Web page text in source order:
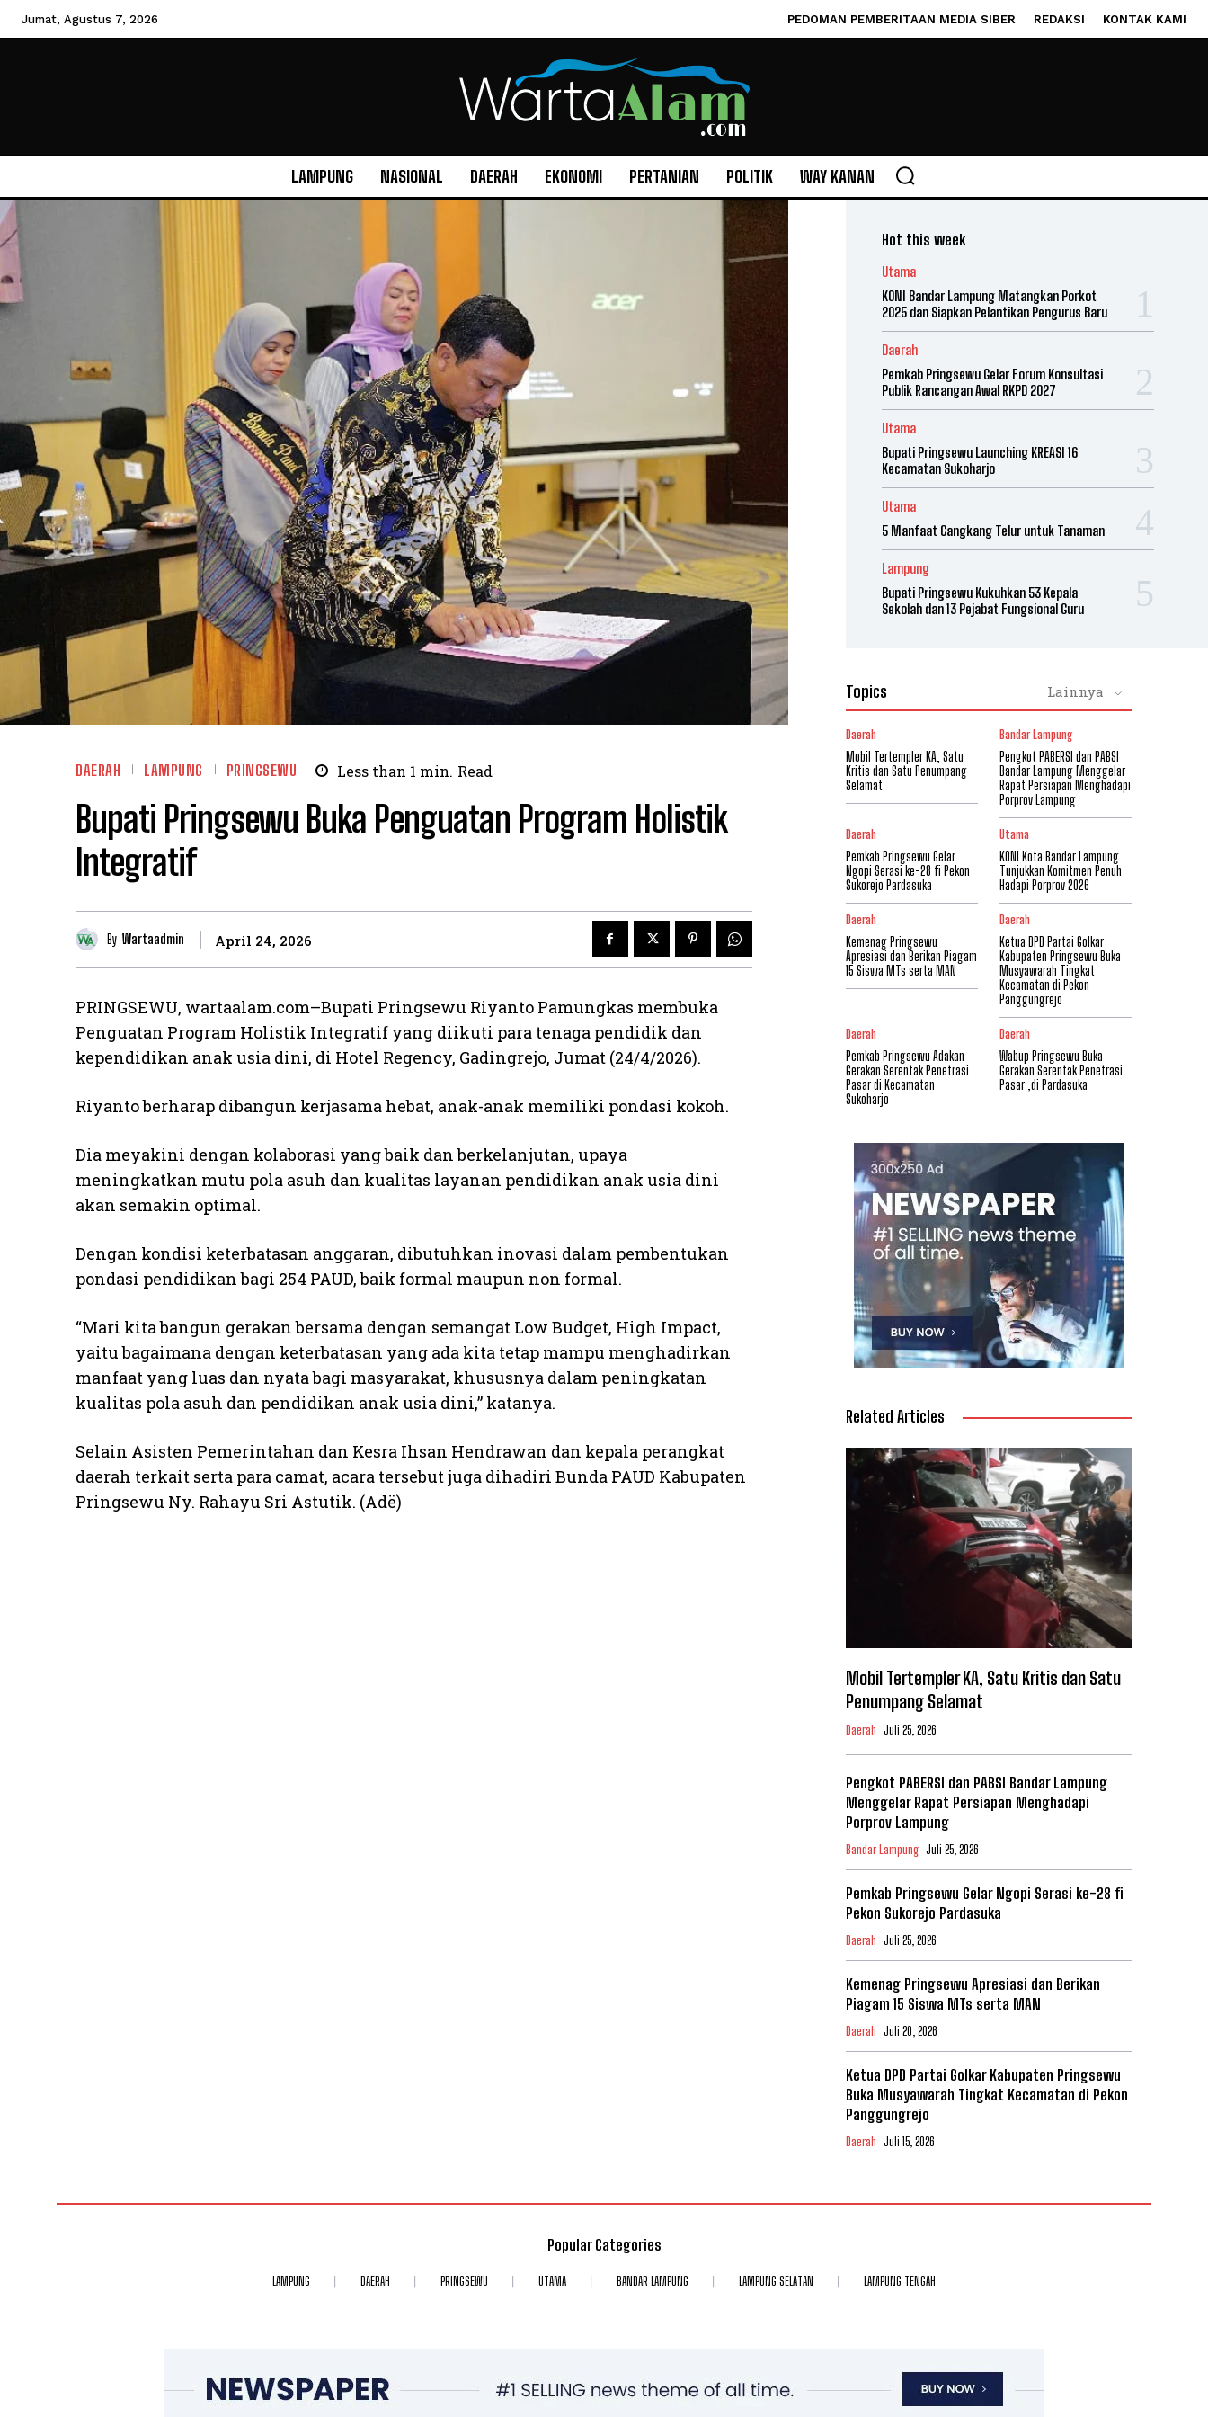
Jumat, Agustus 7, 2026 PEDOMAN PEMBERITAAN MEDIA SIBER REDAKSI KONTAK KAMI
LAMPUNG NASIONAL DAERAH EKONOMI PERTANIAN POLITIK WAY KANAN
DAERAH LAMPUNG PRINGSEWU Less than 1 min. Read
Bupati Pringsewu Buka Penguatan Program Holistik
Integratif
By Wartaadmin April 24, 2026
PRINGSEWU, wartaalam.com–Bupati Pringsewu Riyanto Pamungkas membuka
Penguatan Program Holistik Integratif yang diikuti para tenaga pendidik dan
kependidikan anak usia dini, di Hotel Regency, Gadingrejo, Jumat (24/4/2026).
Riyanto berharap dibangun kerjasama hebat, anak-anak memiliki pondasi kokoh.
Dia meyakini dengan kolaborasi yang baik dan berkelanjutan, upaya
meningkatkan mutu pola asuh dan kualitas layanan pendidikan anak usia dini
akan semakin optimal.
Dengan kondisi keterbatasan anggaran, dibutuhkan inovasi dalam pembentukan
pondasi pendidikan bagi 254 PAUD, baik formal maupun non formal.
“Mari kita bangun gerakan bersama dengan semangat Low Budget, High Impact,
yaitu bagaimana dengan keterbatasan yang ada kita tetap mampu menghadirkan
manfaat yang luas dan nyata bagi masyarakat, khususnya dalam peningkatan
kualitas pola asuh dan pendidikan anak usia dini,” katanya.
Selain Asisten Pemerintahan dan Kesra Ihsan Hendrawan dan kepala perangkat
daerah terkait serta para camat, acara tersebut juga dihadiri Bunda PAUD Kabupaten
Pringsewu Ny. Rahayu Sri Astutik. (Adë)
Hot this week
Utama
KONI Bandar Lampung Matangkan Porkot
2025 dan Siapkan Pelantikan Pengurus Baru
Daerah
Pemkab Pringsewu Gelar Forum Konsultasi
Publik Rancangan Awal RKPD 2027
Utama
Bupati Pringsewu Launching KREASI 16
Kecamatan Sukoharjo
Utama
5 Manfaat Cangkang Telur untuk Tanaman
Lampung
Bupati Pringsewu Kukuhkan 53 Kepala
Sekolah dan 13 Pejabat Fungsional Guru
Topics Lainnya
Daerah
Mobil Tertempler KA, Satu
Kritis dan Satu Penumpang
Selamat
Bandar Lampung
Pengkot PABERSI dan PABSI
Bandar Lampung Menggelar
Rapat Persiapan Menghadapi
Porprov Lampung
Daerah
Pemkab Pringsewu Gelar
Ngopi Serasi ke-28 fi Pekon
Sukorejo Pardasuka
Utama
KONI Kota Bandar Lampung
Tunjukkan Komitmen Penuh
Hadapi Porprov 2026
Daerah
Kemenag Pringsewu
Apresiasi dan Berikan Piagam
15 Siswa MTs serta MAN
Daerah
Ketua DPD Partai Golkar
Kabupaten Pringsewu Buka
Musyawarah Tingkat
Kecamatan di Pekon
Panggungrejo
Daerah
Pemkab Pringsewu Adakan
Gerakan Serentak Penetrasi
Pasar di Kecamatan
Sukoharjo
Daerah
Wabup Pringsewu Buka
Gerakan Serentak Penetrasi
Pasar ,di Pardasuka
Related Articles
Mobil Tertempler KA, Satu Kritis dan Satu
Penumpang Selamat
Daerah Juli 25, 2026
Pengkot PABERSI dan PABSI Bandar Lampung
Menggelar Rapat Persiapan Menghadapi
Porprov Lampung
Bandar Lampung Juli 25, 2026
Pemkab Pringsewu Gelar Ngopi Serasi ke-28 fi
Pekon Sukorejo Pardasuka
Daerah Juli 25, 2026
Kemenag Pringsewu Apresiasi dan Berikan
Piagam 15 Siswa MTs serta MAN
Daerah Juli 20, 2026
Ketua DPD Partai Golkar Kabupaten Pringsewu
Buka Musyawarah Tingkat Kecamatan di Pekon
Panggungrejo
Daerah Juli 15, 2026
Popular Categories
LAMPUNG DAERAH PRINGSEWU UTAMA BANDAR LAMPUNG LAMPUNG SELATAN LAMPUNG TENGAH